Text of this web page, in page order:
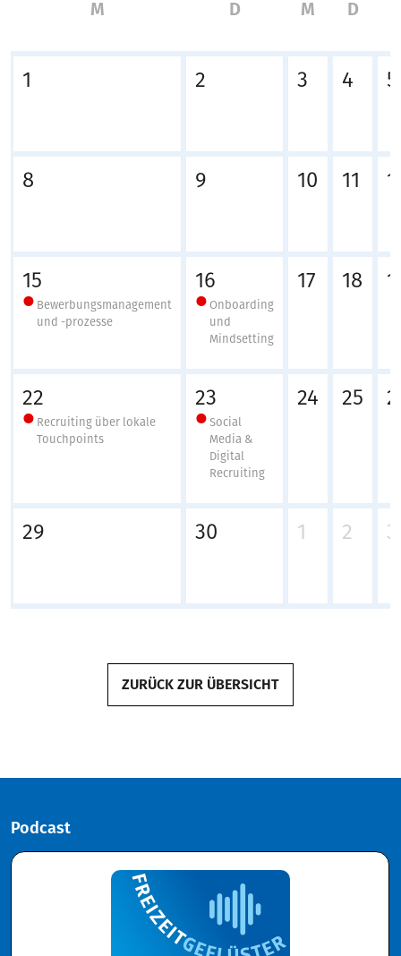
M D M D
1 2 3 4 5
8 9 10 11
15
Bewerbungsmanagement
und -prozesse
16
Onboarding
und
Mindsetting
17 18
22
Recruiting über lokale
Touchpoints
23
Social
Media &
Digital
Recruiting
24 25
29 30 1 2 3
ZURÜCK ZUR ÜBERSICHT
Podcast